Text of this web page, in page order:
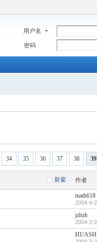
用户名
密码
34 35 36 37 38 39
新窗 作者
math618
2004-4-
jzhzh
2004-3-